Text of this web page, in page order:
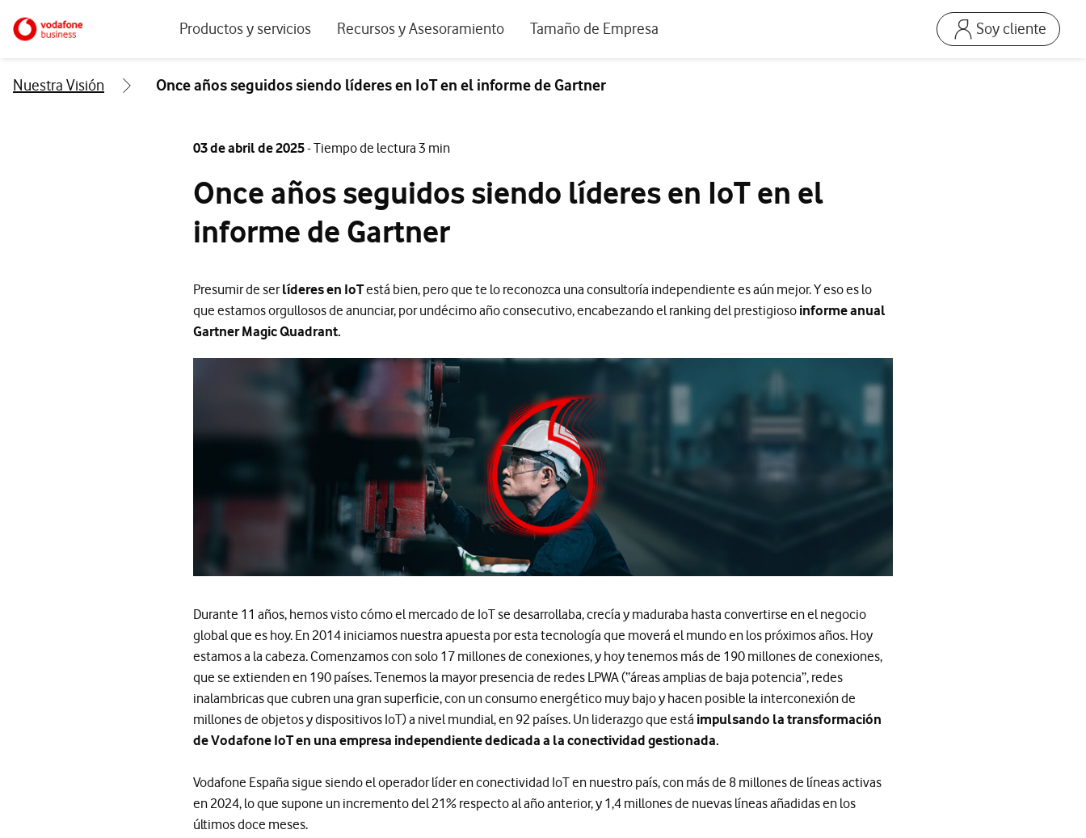
Ir a la pagina principal de vodafone.esProductos y servicios
IA para empresas
Workplace
Servicios Cloud
Recursos y Asesoramiento
Eventos y webinars
Tamaño de Empresa Soy cliente
Ir a la pagina
Nuestra Visión Once años seguidos siendo líderes en IoT en el informe de Gartner
03 de abril de 2025- Tiempo de lectura 3 min
Once años seguidos siendo líderes en IoT en el
informe de Gartner
Presumir de serlíderes en IoTestá bien, pero que te lo reconozca una consultoría independiente es aún mejor. Y eso es lo
que estamos orgullosos de anunciar, por undécimo año consecutivo, encabezando el ranking del prestigioso informe anual
Gartner Magic Quadrant.
Durante 11 años, hemos visto cómo el mercado de IoT se desarrollaba, crecía y maduraba hasta convertirse en el negocio
global que es hoy. En 2014 iniciamos nuestra apuesta por esta tecnología que moverá el mundo en los próximos años. Hoy
estamos a la cabeza. Comenzamos con solo 17 millones de conexiones, y hoy tenemos más de 190 millones de conexiones,
que se extienden en 190 países. Tenemos la mayor presencia de redes LPWA (“áreas amplias de baja potencia”, redes
inalambricas que cubren una gran superficie, con un consumo energético muy bajo y hacen posible la interconexión de
millones de objetos y dispositivos IoT) a nivel mundial, en 92 países. Un liderazgo que está impulsando la transformación
de Vodafone IoT en una empresa independiente dedicada a la conectividad gestionada.
Vodafone España sigue siendo el operador líder en conectividad IoT en nuestro país, con más de 8 millones de líneas activas
en 2024, lo que supone un incremento del 21% respecto al año anterior, y 1,4 millones de nuevas líneas añadidas en los
últimos doce meses.